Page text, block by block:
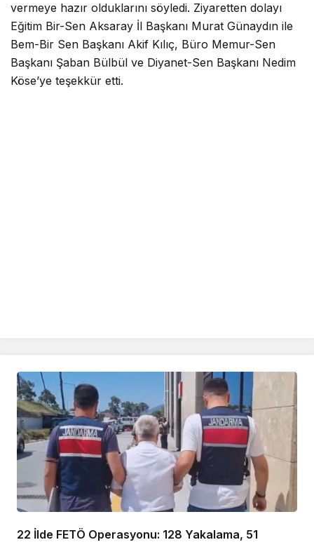
vermeye hazır olduklarını söyledi. Ziyaretten dolayı
Eğitim Bir-Sen Aksaray İl Başkanı Murat Günaydın ile
Bem-Bir Sen Başkanı Akif Kılıç, Büro Memur-Sen
Başkanı Şaban Bülbül ve Diyanet-Sen Başkanı Nedim
Köse’ye teşekkür etti.
22 İlde FETÖ Operasyonu: 128 Yakalama, 51